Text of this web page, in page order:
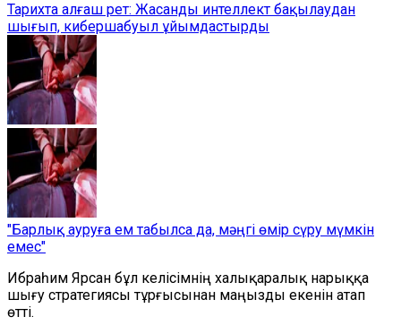
Тарихта алғаш рет: Жасанды интеллект бақылаудан
шығып, кибершабуыл ұйымдастырды
"Барлық ауруға ем табылса да, мәңгі өмір сүру мүмкін
емес"
Ибраһим Ярсан бұл келісімнің халықаралық нарыққа
шығу стратегиясы тұрғысынан маңызды екенін атап
өтті.